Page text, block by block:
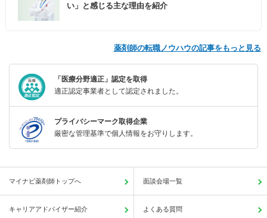
い」と感じる主な理由を紹介
薬剤師の転職ノウハウの記事をもっと見る
「医療分野適正」認定を取得
適正認定事業者として認定されました。
プライバシーマーク取得企業
厳密な管理基準で個人情報をお守りします。
マイナビ薬剤師トップへ 面談会場一覧
キャリアアドバイザー紹介 よくある質問